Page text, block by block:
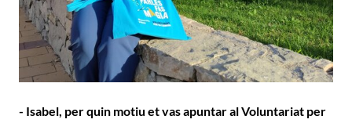
- Isabel, per quin motiu et vas apuntar al Voluntariat per